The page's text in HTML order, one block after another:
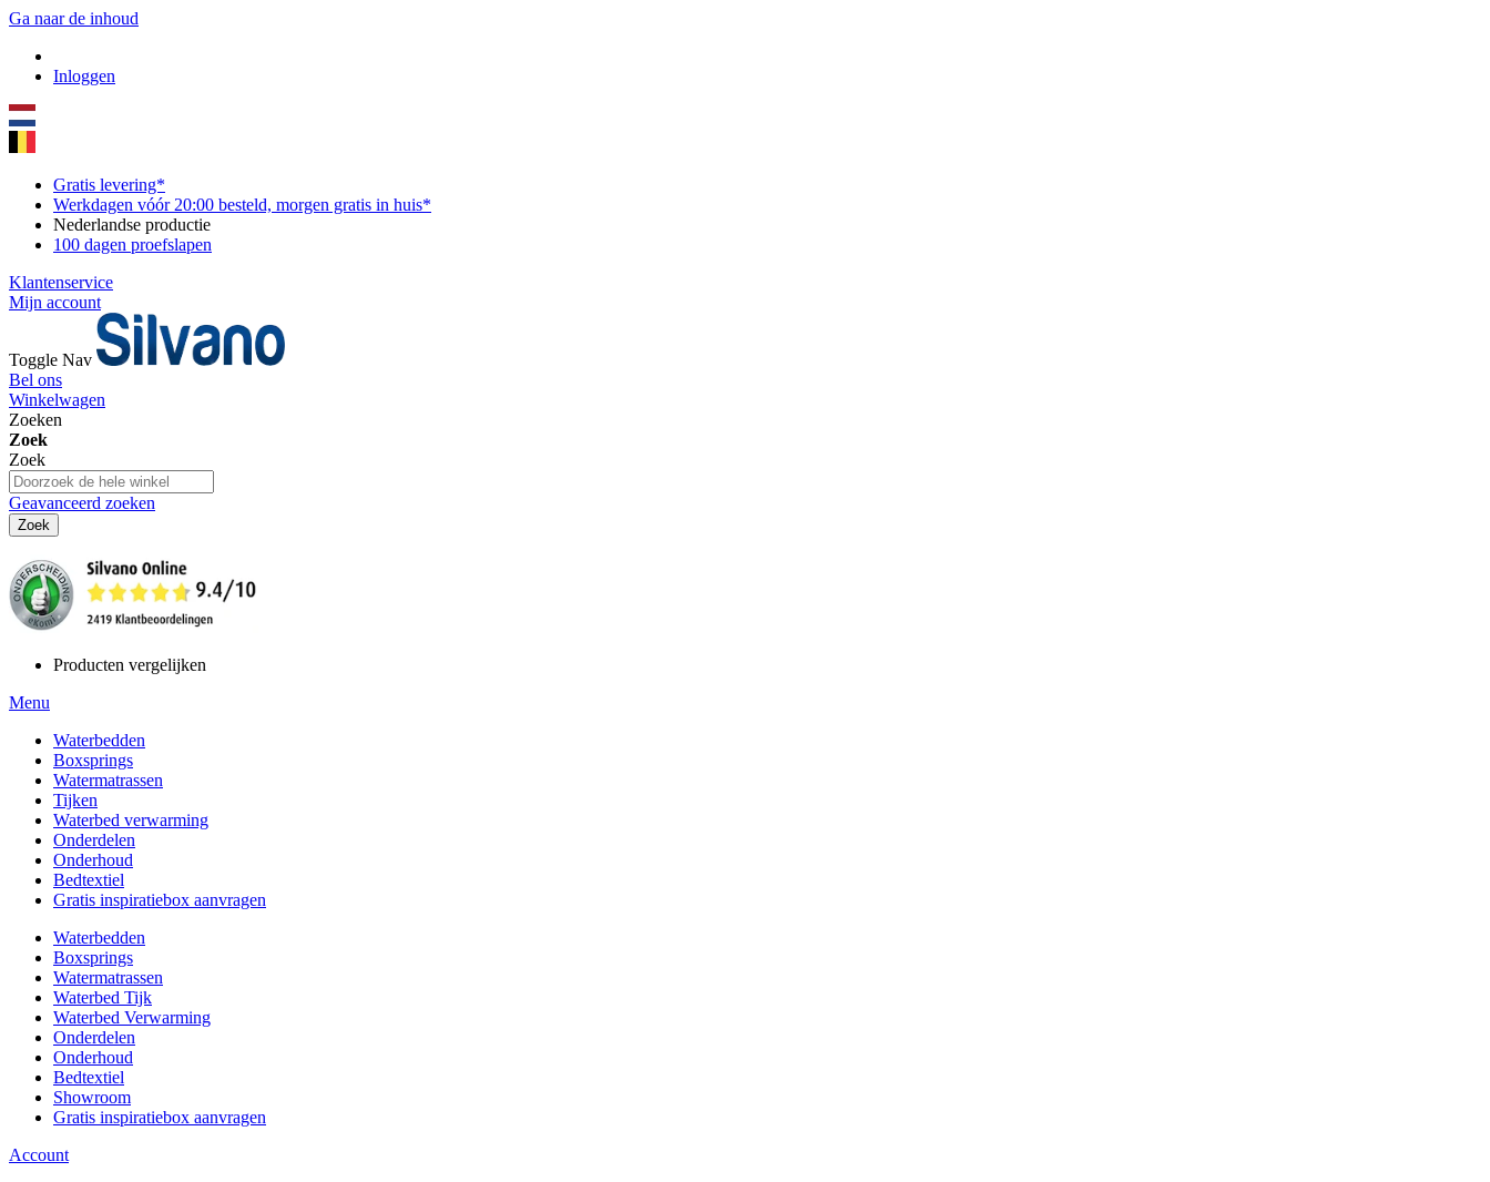
Ga naar de inhoud
Inloggen
Gratis levering*
Werkdagen vóór 20:00 besteld, morgen gratis in huis*
Nederlandse productie
100 dagen proefslapen
Klantenservice
Mijn account
Toggle Nav
Bel ons
Winkelwagen
Zoeken
Zoek
Zoek
Geavanceerd zoeken
Zoek
Producten vergelijken
Menu
Waterbedden
Boxsprings
Watermatrassen
Tijken
Waterbed verwarming
Onderdelen
Onderhoud
Bedtextiel
Gratis inspiratiebox aanvragen
Waterbedden
Boxsprings
Watermatrassen
Waterbed Tijk
Waterbed Verwarming
Onderdelen
Onderhoud
Bedtextiel
Showroom
Gratis inspiratiebox aanvragen
Account